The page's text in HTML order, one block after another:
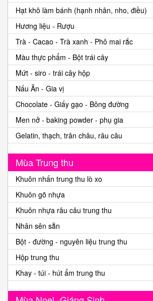
Hạt khô làm bánh (hạnh nhân, nho, điều)
Hương liệu - Rượu
Trà - Cacao - Trà xanh - Phô mai rắc
Màu thực phẩm - Bột trái cây
Mứt - siro - trái cây hộp
Nấu Ăn - Gia vị
Chocolate - Giấy gạo - Bông đường
Men nở - baking powder - phụ gia
Gelatin, thạch, trân châu, râu câu
Mùa Trung thu
Khuôn nhấn trung thu lò xo
Khuôn gõ nhựa
Khuôn nhựa râu câu trung thu
Nhân sên sẵn
Bột - đường - nguyên liệu trung thu
Hộp trung thu
Khay - túi - hút ẩm trung thu